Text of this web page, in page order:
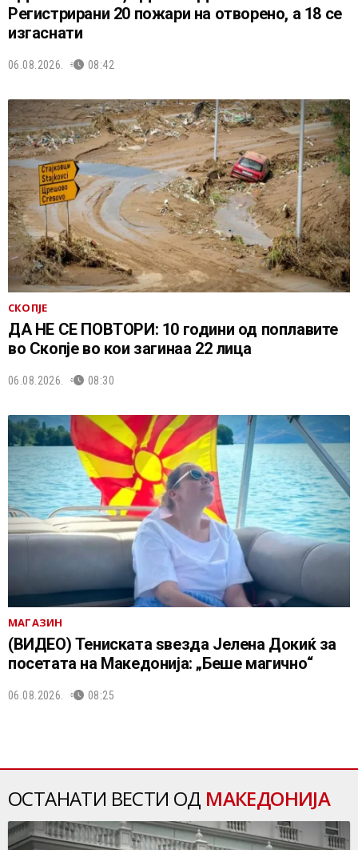
Регистрирани 20 пожари на отворено, a 18 се
изгаснати
06.08.2026. 08:42
СКОПЈЕ
ДА НЕ СЕ ПОВТОРИ: 10 години од поплавите
во Скопје во кои загинаа 22 лица
06.08.2026. 08:30
МАГАЗИН
(ВИДЕО) Тениската ѕвезда Јелена Докиќ за
посетата на Македонија: „Беше магично“
06.08.2026. 08:25
ОСТАНАТИ ВЕСТИ ОД МАКЕДОНИЈА